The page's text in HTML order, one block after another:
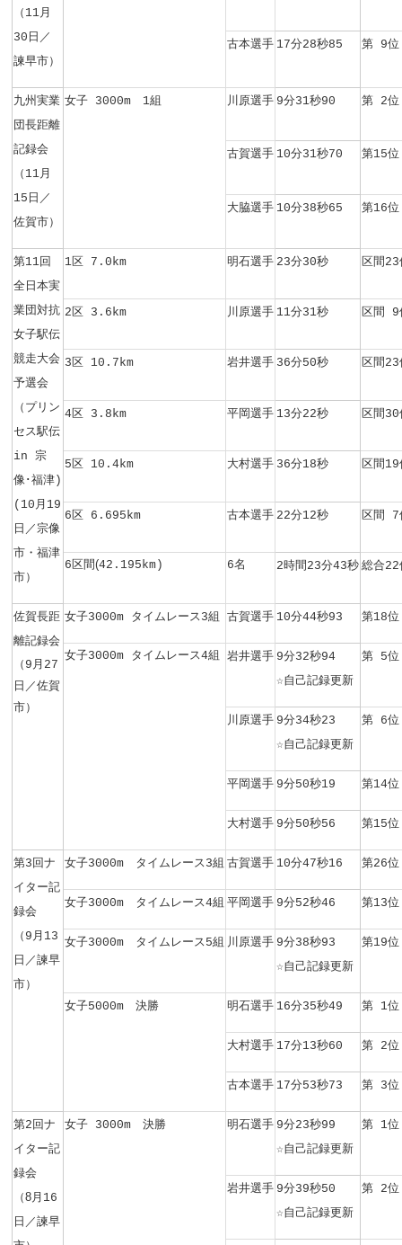
（ 11月
30日／
諫早市）
古本選手 17分28秒85 第 9位
九州実業
団長距離
記録会
（11月
15日／
佐賀市）
女子 3000m 1組 川原選手 9分31秒90 第 2位
古賀選手 10分31秒70 第15位
大脇選手 10分38秒65 第16位
第11回
全日本実
業団対抗
女子駅伝
競走大会
予選会
（プリン
セス駅伝
in 宗
像･福津)
(10月19
日／宗像
市・福津
市）
1区 7.0km 明石選手 23分30秒 区間23
2区 3.6km 川原選手 11分31秒 区間 9
3区 10.7km 岩井選手 36分50秒 区間23
4区 3.8km 平岡選手 13分22秒 区間30
5区 10.4km 大村選手 36分18秒 区間19
6区 6.695km 古本選手 22分12秒 区間 7
6区間(42 .195km) 6名 2時間23分43秒 総合22
佐賀長距
離記録会
（ 9月27
日／佐賀
市）
女子3000m タイムレース3組 古賀選手 10分44秒93 第18位
女子3000m タイムレース4組 岩井選手 9分32秒94
☆自己記録更新
第 5位
川原選手 9分34秒23
☆自己記録更新
第 6位
平岡選手 9分50秒19 第14位
大村選手 9分50秒56 第15位
第3回ナ
イター記
録会
（ 9月13
日／諫早
市）
女子3000m タイムレース3組 古賀選手 10分47秒16 第26位
女子3000m タイムレース4組 平岡選手 9分52秒46 第13位
女子3000m タイムレース5組 川原選手 9分38秒93
☆自己記録更新
第19位
女子5000m 決勝 明石選手 16分35秒49 第 1位
大村選手 17分13秒60 第 2位
古本選手 17分53秒73 第 3位
第2回ナ
イター記
録会
（8月16
日／諫早
女子 3000m 決勝 明石選手 9分23秒99
☆自己記録更新
第 1位
岩井選手 9分39秒50
☆自己記録更新
第 2位